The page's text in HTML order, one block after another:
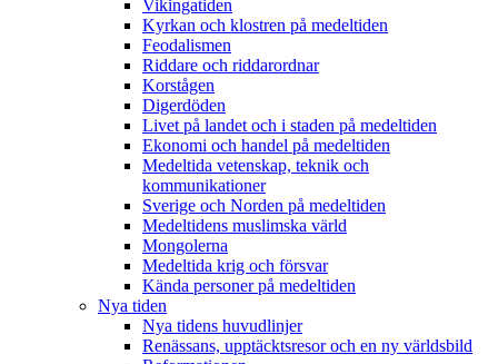
Vikingatiden
Kyrkan och klostren på medeltiden
Feodalismen
Riddare och riddarordnar
Korstågen
Digerdöden
Livet på landet och i staden på medeltiden
Ekonomi och handel på medeltiden
Medeltida vetenskap, teknik och
kommunikationer
Sverige och Norden på medeltiden
Medeltidens muslimska värld
Mongolerna
Medeltida krig och försvar
Kända personer på medeltiden
Nya tiden
Nya tidens huvudlinjer
Renässans, upptäcktsresor och en ny världsbild